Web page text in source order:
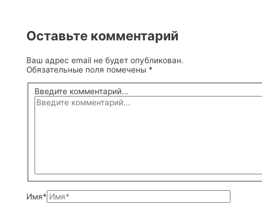
Оставьте комментарий
Ваш адрес email не будет опубликован.
Обязательные поля помечены *
Введите комментарий...
Имя*